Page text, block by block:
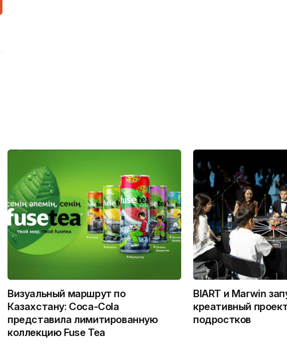
Визуальный маршрут по
Казахстану: Coca-Cola
представила лимитированную
коллекцию Fuse Tea
BIART и Marwin
креативный
подростков